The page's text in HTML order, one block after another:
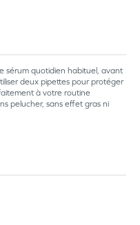
sérum quotidien habituel, avant
deux pipettes pour protéger
à votre routine
pelucher, sans effet gras ni